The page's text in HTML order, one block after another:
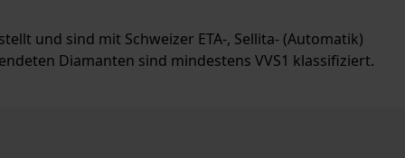
und sind mit Schweizer ETA-, Sellita- (Automatik)
Diamanten sind mindestens VVS1 klassifiziert.